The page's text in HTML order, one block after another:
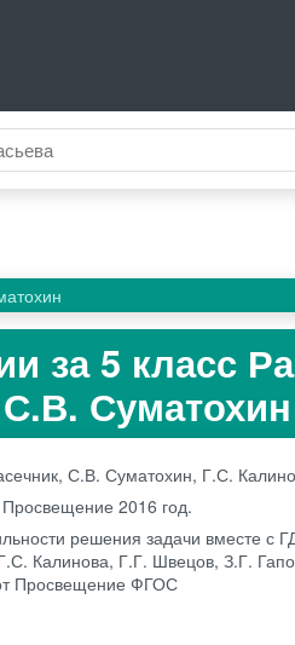
за 5 класс
С.В. Суматохин, Г.С.
Просвещение 2016 год.
решения задачи вместе с
Калинова, Г.Г. Швецов, З.Г.
Просвещение ФГОС